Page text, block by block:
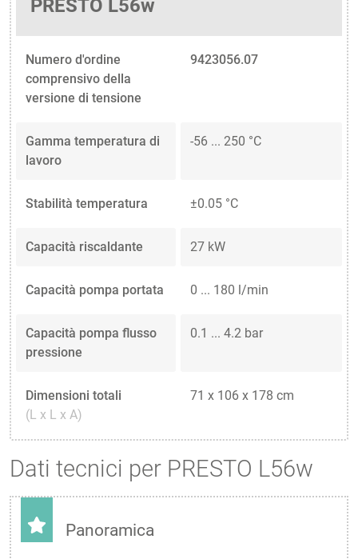
PRESTO L56w
Numero d'ordine
comprensivo della
versione di tensione
9423056.07
Gamma temperatura di
lavoro
-56 ... 250 °C
Stabilità temperatura ±0.05 °C
Capacità riscaldante 27 kW
Capacità pompa portata 0 ... 180 l/min
Capacità pompa flusso
pressione
0.1 ... 4.2 bar
Dimensioni totali
(L x L x A)
71 x 106 x 178 cm
Dati tecnici per PRESTO L56w
Panoramica